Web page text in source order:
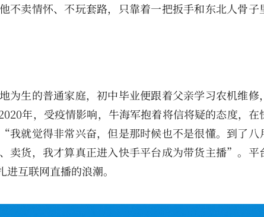
不卖情怀、不玩套路，只靠着一把扳手和东北人骨子
为生的普通家庭，初中毕业便跟着父亲学习农机维修
年，受疫情影响，牛海军抱着将信将疑的态度，在
就觉得非常兴奋，但是那时候也不是很懂。到了八
卖货，我才算真正进入快手平台成为带货主播”。平
互联网直播的浪潮。